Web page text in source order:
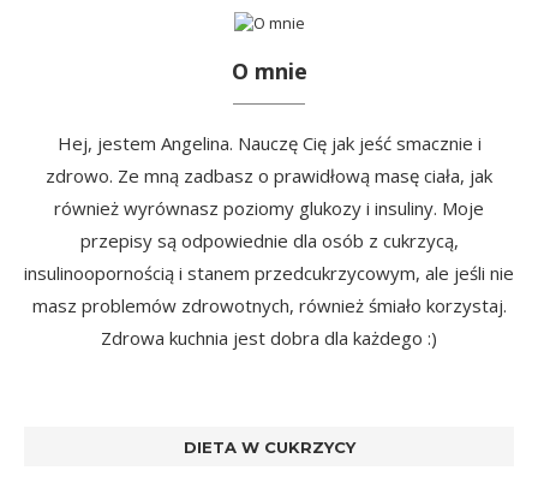
O mnie
Hej, jestem Angelina. Nauczę Cię jak jeść smacznie i
zdrowo. Ze mną zadbasz o prawidłową masę ciała, jak
również wyrównasz poziomy glukozy i insuliny. Moje
przepisy są odpowiednie dla osób z cukrzycą,
insulinoopornością i stanem przedcukrzycowym, ale jeśli nie
masz problemów zdrowotnych, również śmiało korzystaj.
Zdrowa kuchnia jest dobra dla każdego :)
DIETA W CUKRZYCY